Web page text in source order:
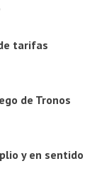
tarifas
de Tronos
y en sentido